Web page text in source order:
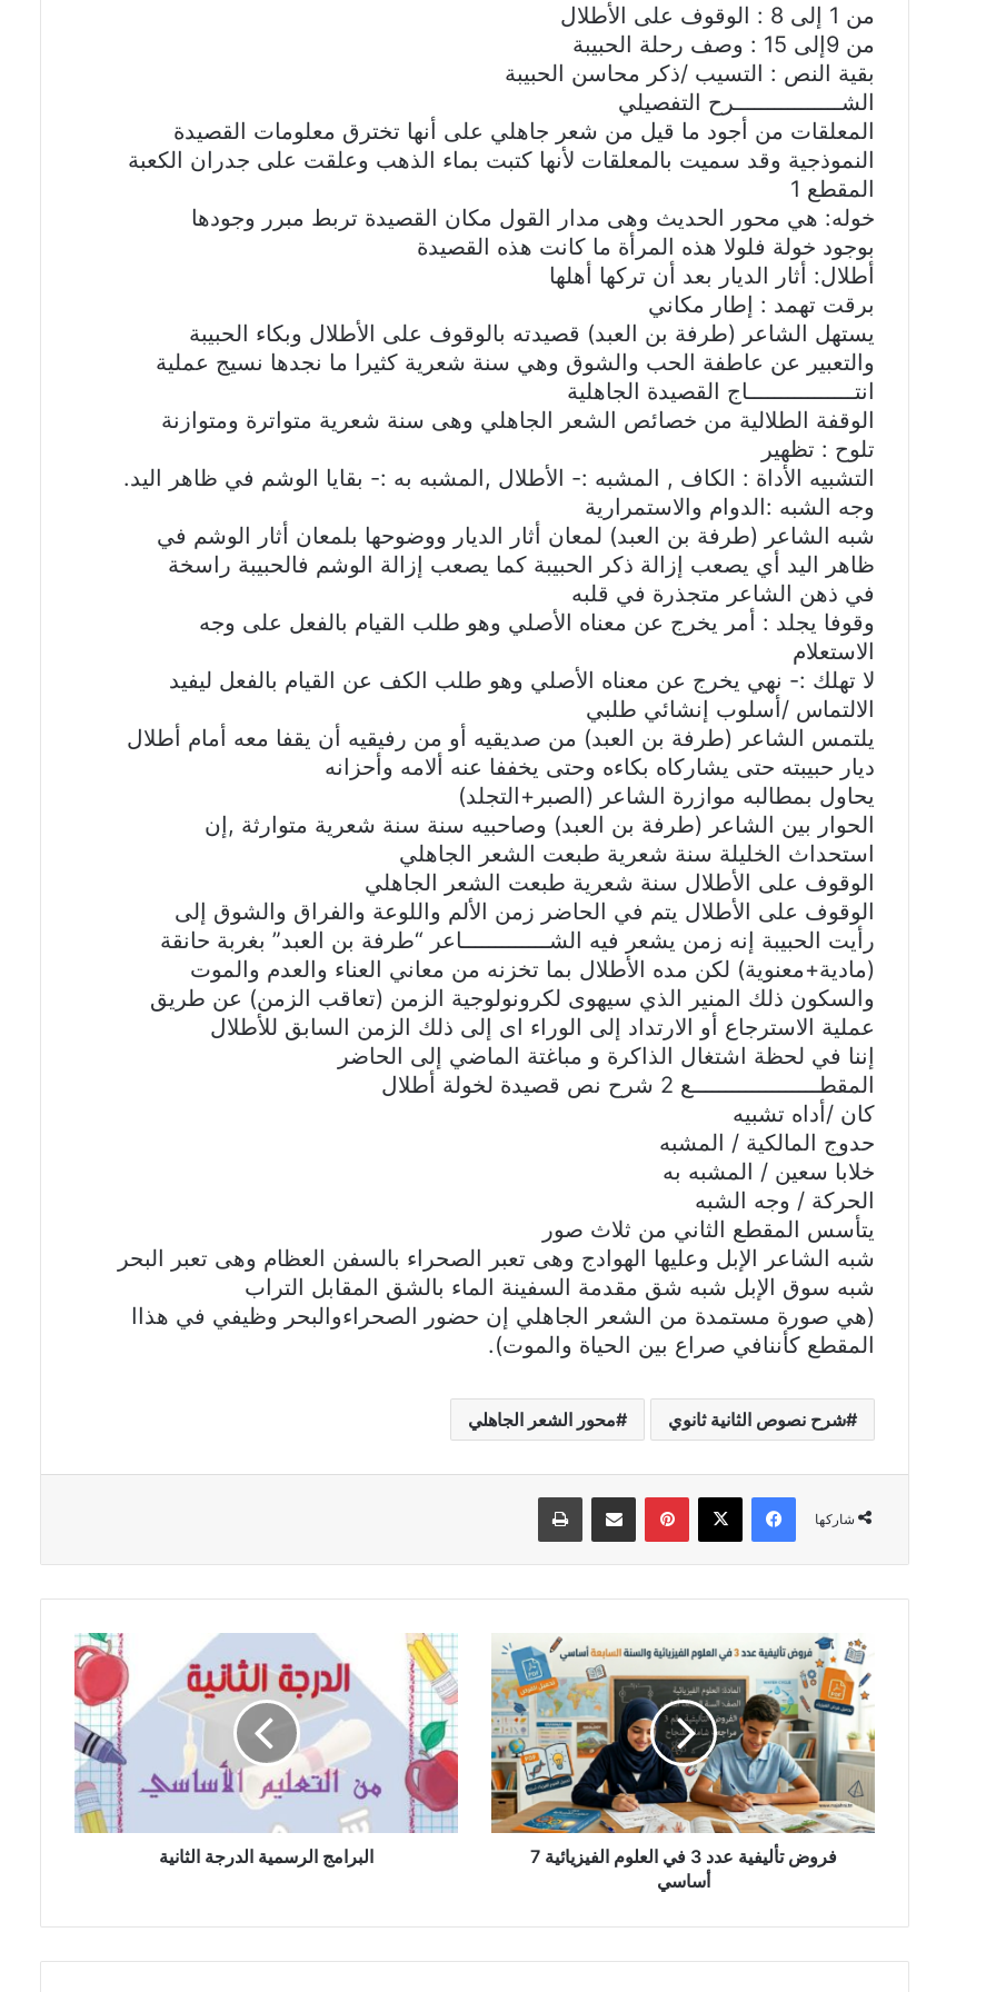
من 1 إلى 8 : الوقوف على الأطلال
من 9إلى 15 : وصف رحلة الحبيبة
بقية النص : التسيب /ذكر محاسن الحبيبة
الشــــــــــــــــرح التفصيلي
المعلقات من أجود ما قيل من شعر جاهلي على أنها تخترق معلومات القصيدة
النموذجية وقد سميت بالمعلقات لأنها كتبت بماء الذهب وعلقت على جدران الكعبة
المقطع 1
خوله: هي محور الحديث وهى مدار القول مكان القصيدة تربط مبرر وجودها
بوجود خولة فلولا هذه المرأة ما كانت هذه القصيدة
أطلال: أثار الديار بعد أن تركها أهلها
برقت تهمد : إطار مكاني
يستهل الشاعر (طرفة بن العبد) قصيدته بالوقوف على الأطلال وبكاء الحبيبة
والتعبير عن عاطفة الحب والشوق وهي سنة شعرية كثيرا ما نجدها نسيج عملية
انتــــــــــــــــاج القصيدة الجاهلية
الوقفة الطلالية من خصائص الشعر الجاهلي وهى سنة شعرية متواترة ومتوازنة
تلوح : تظهير
التشبيه الأداة : الكاف , المشبه :- الأطلال ,المشبه به :- بقايا الوشم في ظاهر اليد.
وجه الشبه :الدوام والاستمرارية
شبه الشاعر (طرفة بن العبد) لمعان أثار الديار ووضوحها بلمعان أثار الوشم في
ظاهر اليد أي يصعب إزالة ذكر الحبيبة كما يصعب إزالة الوشم فالحبيبة راسخة
في ذهن الشاعر متجذرة في قلبه
وقوفا يجلد : أمر يخرج عن معناه الأصلي وهو طلب القيام بالفعل على وجه
الاستعلام
لا تهلك :- نهي يخرج عن معناه الأصلي وهو طلب الكف عن القيام بالفعل ليفيد
الالتماس /أسلوب إنشائي طلبي
يلتمس الشاعر (طرفة بن العبد) من صديقيه أو من رفيقيه أن يقفا معه أمام أطلال
ديار حبيبته حتى يشاركاه بكاءه وحتى يخففا عنه ألامه وأحزانه
يحاول بمطالبه موازرة الشاعر (الصبر+التجلد)
الحوار بين الشاعر (طرفة بن العبد) وصاحبيه سنة سنة شعرية متوارثة ,إن
استحداث الخليلة سنة شعرية طبعت الشعر الجاهلي
الوقوف على الأطلال سنة شعرية طبعت الشعر الجاهلي
الوقوف على الأطلال يتم في الحاضر زمن الألم واللوعة والفراق والشوق إلى
رأيت الحبيبة إنه زمن يشعر فيه الشـــــــــــــاعر “طرفة بن العبد” بغربة حانقة
(مادية+معنوية) لكن مده الأطلال بما تخزنه من معاني العناء والعدم والموت
والسكون ذلك المنير الذي سيهوى لكرونولوجية الزمن (تعاقب الزمن) عن طريق
عملية الاسترجاع أو الارتداد إلى الوراء اى إلى ذلك الزمن السابق للأطلال
إننا في لحظة اشتغال الذاكرة و مباغتة الماضي إلى الحاضر
المقطـــــــــــــــــــع 2 شرح نص قصيدة لخولة أطلال
كان /أداه تشبيه
حدوج المالكية / المشبه
خلابا سعين / المشبه به
الحركة / وجه الشبه
يتأسس المقطع الثاني من ثلاث صور
شبه الشاعر الإبل وعليها الهوادج وهى تعبر الصحراء بالسفن العظام وهى تعبر البحر
شبه سوق الإبل شبه شق مقدمة السفينة الماء بالشق المقابل التراب
(هي صورة مستمدة من الشعر الجاهلي إن حضور الصحراءوالبحر وظيفي في هذاا
المقطع كأننافي صراع بين الحياة والموت).
شرح نصوص الثانية ثانوي محور الشعر الجاهلي
شاركها
فيسبوك ‫X بينتيريستمشاركة عبر البريد طباعة
فروض
تأليفية
عدد
3
في
العلوم
الفيزيائية
7
أساسي
فروض تأليفية عدد 3 في العلوم الفيزيائية 7
أساسي
البرامج
الرسمية
الدرجة
الثانية
البرامج الرسمية الدرجة الثانية